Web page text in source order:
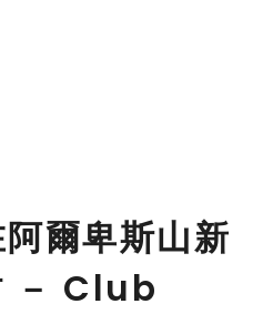
爾卑斯山新
－ Club